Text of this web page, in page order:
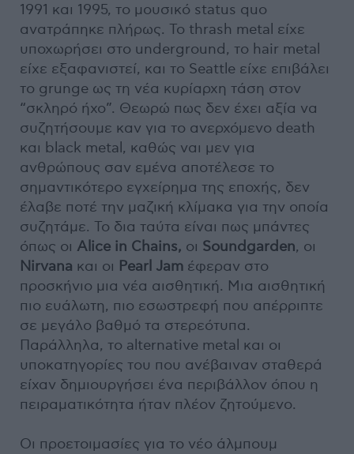
1991 και 1995, το μουσικό status quo
ανατράπηκε πλήρως. Το thrash metal είχε
υποχωρήσει στο underground, το hair metal
είχε εξαφανιστεί, και το Seattle είχε επιβάλει
το grunge ως τη νέα κυρίαρχη τάση στον
“σκληρό ήχο”. Θεωρώ πως δεν έχει αξία να
συζητήσουμε καν για το ανερχόμενο death
και black metal, καθώς ναι μεν για
ανθρώπους σαν εμένα αποτέλεσε το
σημαντικότερο εγχείρημα της εποχής, δεν
έλαβε ποτέ την μαζική κλίμακα για την οποία
συζητάμε. Το δια ταύτα είναι πως μπάντες
όπως οι Alice in Chains, οι Soundgarden, οι
Nirvana και οι Pearl Jam έφεραν στο
προσκήνιο μια νέα αισθητική. Μια αισθητική
πιο ευάλωτη, πιο εσωστρεφή που απέρριπτε
σε μεγάλο βαθμό τα στερεότυπα.
Παράλληλα, το alternative metal και οι
υποκατηγορίες του που ανέβαιναν σταθερά
είχαν δημιουργήσει ένα περιβάλλον όπου η
πειραματικότητα ήταν πλέον ζητούμενο.
Οι προετοιμασίες για το νέο άλμπουμ